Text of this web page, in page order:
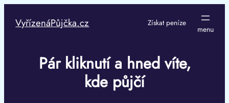
obsah
VyřízenáPůjčka.cz Získat peníze
Pár kliknutí a hned víte,
kde půjčí